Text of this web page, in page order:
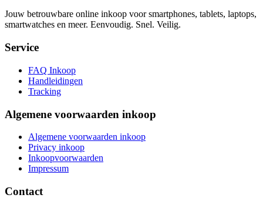
Jouw betrouwbare online inkoop voor smartphones, tablets, laptops,
smartwatches en meer. Eenvoudig. Snel. Veilig.
Service
FAQ Inkoop
Handleidingen
Tracking
Algemene voorwaarden inkoop
Algemene voorwaarden inkoop
Privacy inkoop
Inkoopvoorwaarden
Impressum
Contact